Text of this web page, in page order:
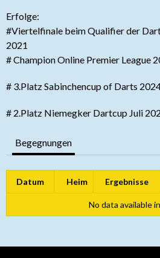
Erfolge:
#Viertelfinale beim Qualifier der
2021
# Champion Online Premier League
# 3.Platz Sabinchencup of Darts
# 2.Platz Niemegker Dartcup Juli
Begegnungen
Datum Heim Ergebnisse
No data available